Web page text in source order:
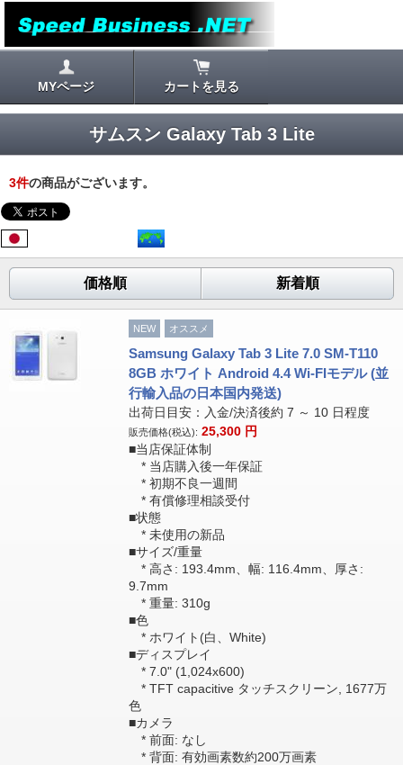
MYページ カートを見る
サムスン Galaxy Tab 3 Lite
3件の商品がございます。
価格順 新着順
NEW オススメ
Samsung Galaxy Tab 3 Lite 7.0 SM-T110
8GB ホワイト Android 4.4 Wi-FIモデル (並
行輸入品の日本国内発送)
出荷日目安：入金/決済後約 7 ～ 10 日程度
販売価格(税込): 25,300 円
■当店保証体制
* 当店購入後一年保証
* 初期不良一週間
* 有償修理相談受付
■状態
* 未使用の新品
■サイズ/重量
* 高さ: 193.4mm、幅: 116.4mm、厚さ:
9.7mm
* 重量: 310g
■色
* ホワイト(白、White)
■ディスプレイ
* 7.0" (1,024x600)
* TFT capacitive タッチスクリーン, 1677万
色
■カメラ
* 前面: なし
* 背面: 有効画素数約200万画素